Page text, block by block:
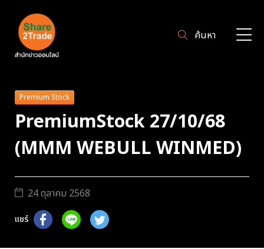
ค้นหา
Premium Stock
PremiumStock 27/10/68
(MMM WEBULL WINMED)
24 ตุลาคม 2568
แชร์